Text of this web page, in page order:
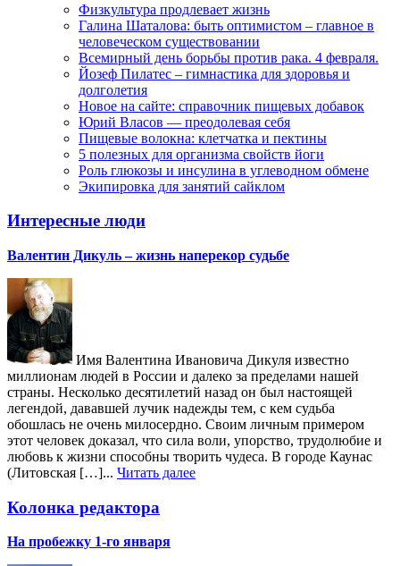
Физкультура продлевает жизнь
Галина Шаталова: быть оптимистом – главное в
человеческом существовании
Всемирный день борьбы против рака. 4 февраля.
Йозеф Пилатес – гимнастика для здоровья и
долголетия
Новое на сайте: справочник пищевых добавок
Юрий Власов — преодолевая себя
Пищевые волокна: клетчатка и пектины
5 полезных для организма свойств йоги
Роль глюкозы и инсулина в углеводном обмене
Экипировка для занятий сайклом
Интересные люди
Валентин Дикуль – жизнь наперекор судьбе
Имя Валентина Ивановича Дикуля известно
миллионам людей в России и далеко за пределами нашей
страны. Несколько десятилетий назад он был настоящей
легендой, дававшей лучик надежды тем, с кем судьба
обошлась не очень милосердно. Своим личным примером
этот человек доказал, что сила воли, упорство, трудолюбие и
любовь к жизни способны творить чудеса. В городе Каунас
(Литовская […]... Читать далее
Колонка редактора
На пробежку 1-го января